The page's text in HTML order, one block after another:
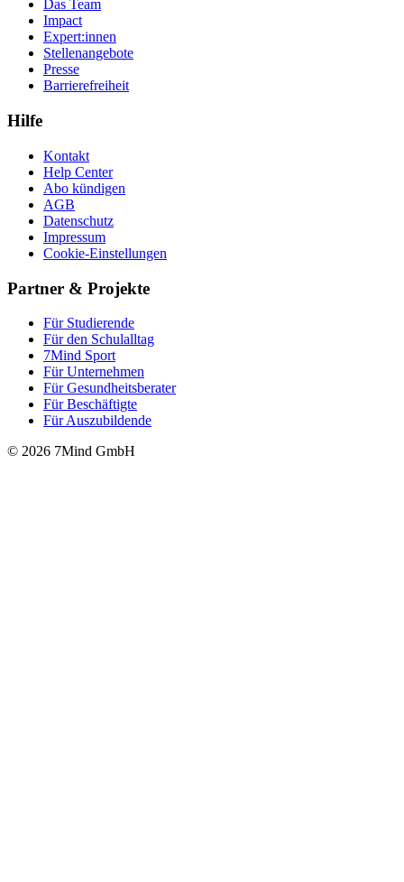
Das Team
Impact
Expert:innen
Stellenangebote
Presse
Barrierefreiheit
Hilfe
Kontakt
Help Center
Abo kündigen
AGB
Datenschutz
Impressum
Cookie-Einstellungen
Partner & Projekte
Für Stu­die­rende
Für den Schulalltag
7Mind Sport
Für Unter­neh­men
Für Gesund­heits­be­ra­ter
Für Beschäftigte
Für Auszubildende
© 2026 7Mind GmbH